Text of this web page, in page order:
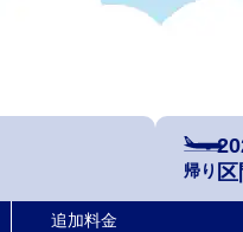
追加料金
基準便
帰り 区